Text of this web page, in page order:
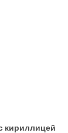
кириллицей